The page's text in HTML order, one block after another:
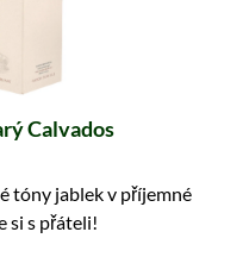
Calvados
tóny jablek v příjemné
si s přáteli!